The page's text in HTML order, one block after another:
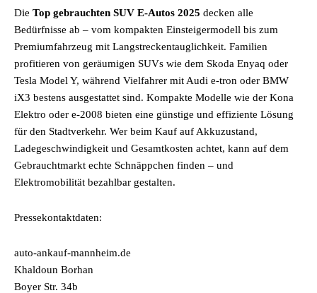
Die Top gebrauchten SUV E-Autos 2025 decken alle
Bedürfnisse ab – vom kompakten Einsteigermodell bis zum
Premiumfahrzeug mit Langstreckentauglichkeit. Familien
profitieren von geräumigen SUVs wie dem Skoda Enyaq oder
Tesla Model Y, während Vielfahrer mit Audi e-tron oder BMW
iX3 bestens ausgestattet sind. Kompakte Modelle wie der Kona
Elektro oder e-2008 bieten eine günstige und effiziente Lösung
für den Stadtverkehr. Wer beim Kauf auf Akkuzustand,
Ladegeschwindigkeit und Gesamtkosten achtet, kann auf dem
Gebrauchtmarkt echte Schnäppchen finden – und
Elektromobilität bezahlbar gestalten.
Pressekontaktdaten:
auto-ankauf-mannheim.de
Khaldoun Borhan
Boyer Str. 34b